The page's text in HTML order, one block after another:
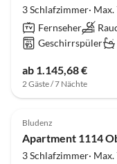
3 Schlafzimmer· Max.
Fernseher
Geschirrspüler
ab 1.145,68 €
2 Gäste / 7 Nächte
Bludenz
3 Schlafzimmer· Max.